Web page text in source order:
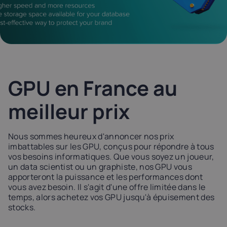
GPU en France au
meilleur prix
Nous sommes heureux d'annoncer nos prix
imbattables sur les GPU, conçus pour répondre à tous
vos besoins informatiques. Que vous soyez un joueur,
un data scientist ou un graphiste, nos GPU vous
apporteront la puissance et les performances dont
vous avez besoin. Il s'agit d'une offre limitée dans le
temps, alors achetez vos GPU jusqu'à épuisement des
stocks.
Latvia
21%
Lithuania
Slovakia
20%
Slovenia
22%
USA
0%